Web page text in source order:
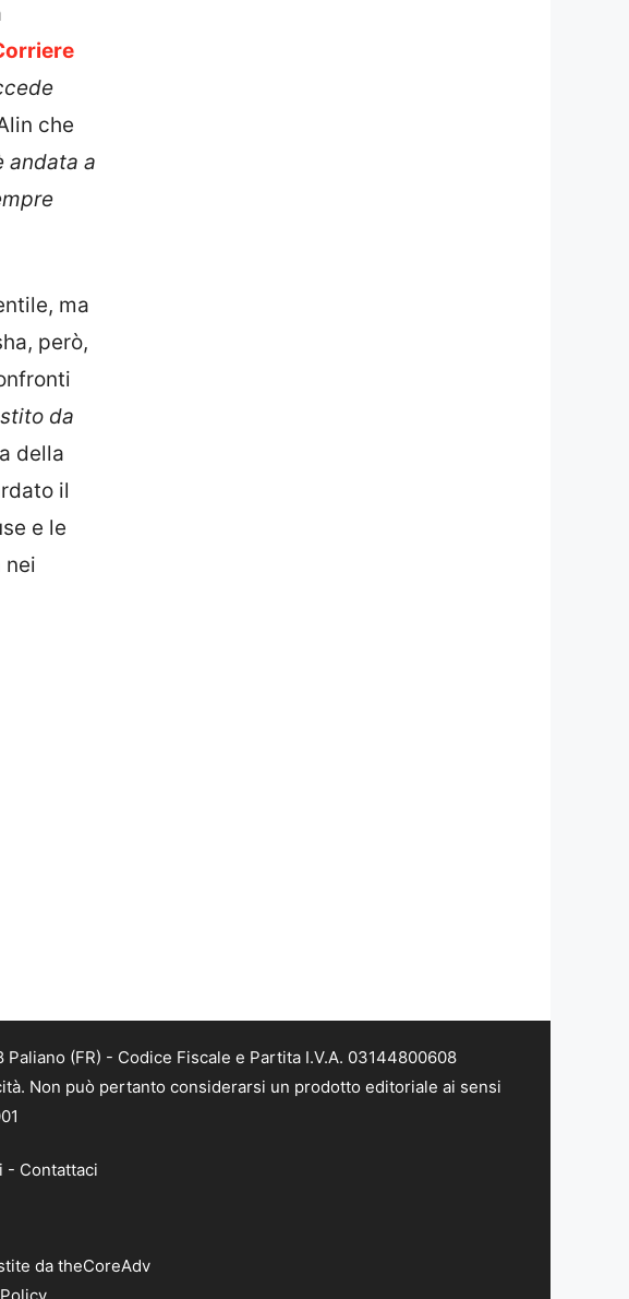
che
andata a
ma
però,
da
della
il
e le
nei
(FR) - Codice Fiscale e Partita I.V.A. 03144800608
Non può pertanto considerarsi un prodotto editoriale ai sensi
- Contattaci
da theCoreAdv